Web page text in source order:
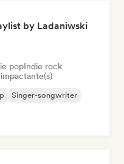
by Ladaniwski
popIndie rock
Singer-songwriter